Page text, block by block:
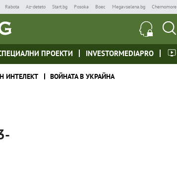
Rabota Az-deteto Start.bg Posoka Boec Megavselena.bg Chernomore
ПРОЕКТИ INVESTORMEDIAPRO
ИНТЕЛЕКТ ВОЙНАТА В УКРАЙНА